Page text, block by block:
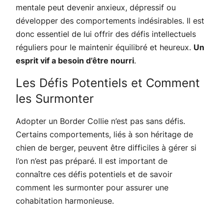
mentale peut devenir anxieux, dépressif ou
développer des comportements indésirables. Il est
donc essentiel de lui offrir des défis intellectuels
réguliers pour le maintenir équilibré et heureux. Un
esprit vif a besoin d’être nourri.
Les Défis Potentiels et Comment
les Surmonter
Adopter un Border Collie n’est pas sans défis.
Certains comportements, liés à son héritage de
chien de berger, peuvent être difficiles à gérer si
l’on n’est pas préparé. Il est important de
connaître ces défis potentiels et de savoir
comment les surmonter pour assurer une
cohabitation harmonieuse.